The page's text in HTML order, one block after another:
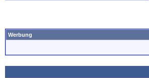
Werbung